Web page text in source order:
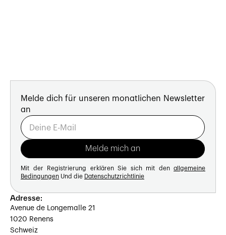
Melde dich für unseren monatlichen Newsletter
an
Mit der Registrierung erklären Sie sich mit den allgemeine
Bedingungen Und die Datenschutzrichtlinie
Adresse:
Avenue de Longemalle 21
1020 Renens
Schweiz